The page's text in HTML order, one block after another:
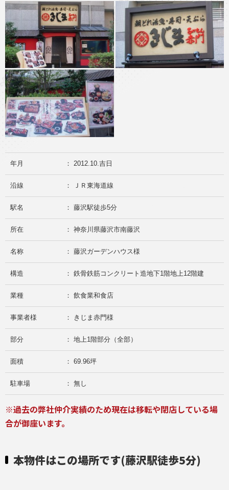
年月 ： 2012.10.吉日
沿線 ： ＪＲ東海道線
駅名 ： 藤沢駅徒歩5分
所在 ： 神奈川県藤沢市南藤沢
名称 ： 藤沢ガーデンハウス様
構造 ： 鉄骨鉄筋コンクリート造地下1階地上12階建
業種 ： 飲食業和食店
事業者様 ： きじま赤門様
部分 ： 地上1階部分（全部）
面積 ： 69.96坪
駐車場 ： 無し
※過去の弊社仲介実績のため現在は移転や閉店している場
合が御座います。
本物件はこの場所です(藤沢駅徒歩5分)